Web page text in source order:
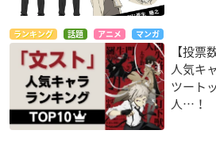
ランキング 話題 アニメ マンガ
【投票
人気キ
ツート
人…！